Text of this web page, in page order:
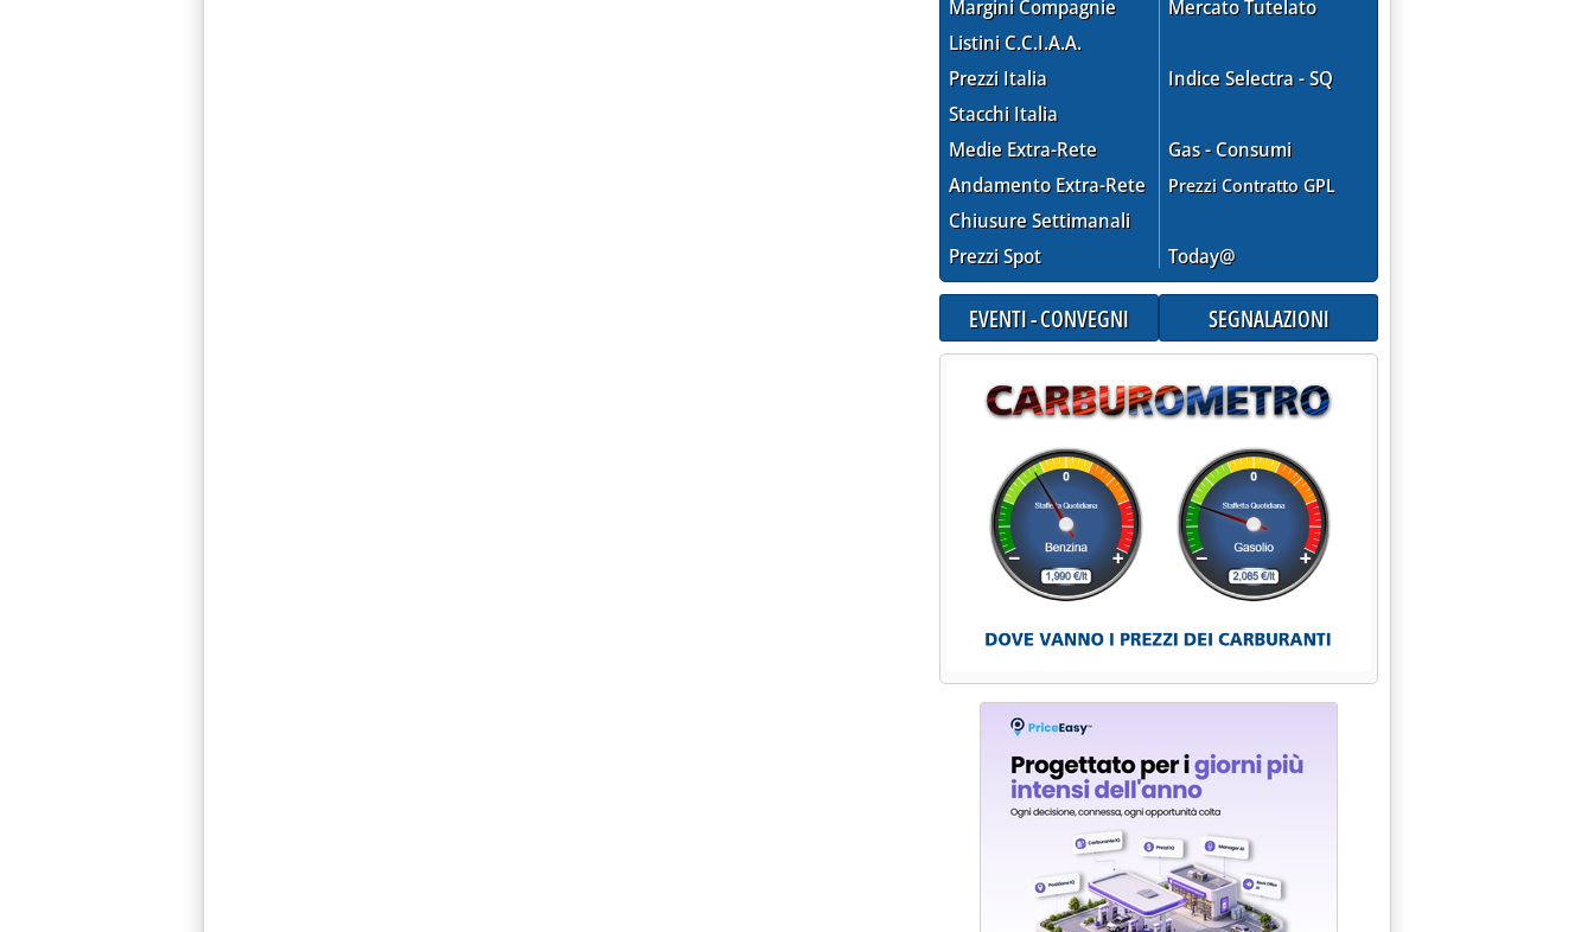
Margini Compagnie
Listini C.C.I.A.A.
Prezzi Italia
Stacchi Italia
Medie Extra-Rete
Andamento Extra-Rete
Chiusure Settimanali
Prezzi Spot
Mercato Tutelato
Indice Selectra - SQ
Gas - Consumi
Prezzi Contratto GPL
Today@
EVENTI - CONVEGNI SEGNALAZIONI